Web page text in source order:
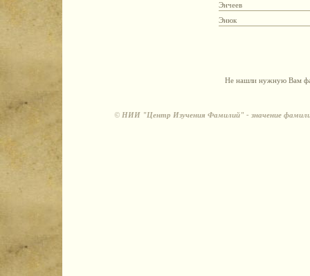
Энчеев
Энюк
Не нашли нужную Вам
© НИИ "Центр Изучения Фамилий" - значение